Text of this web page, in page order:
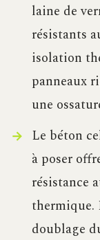
laine de
résistants
isolation
panneaux
une
Le béton
à poser
résistance
thermique.
doublage